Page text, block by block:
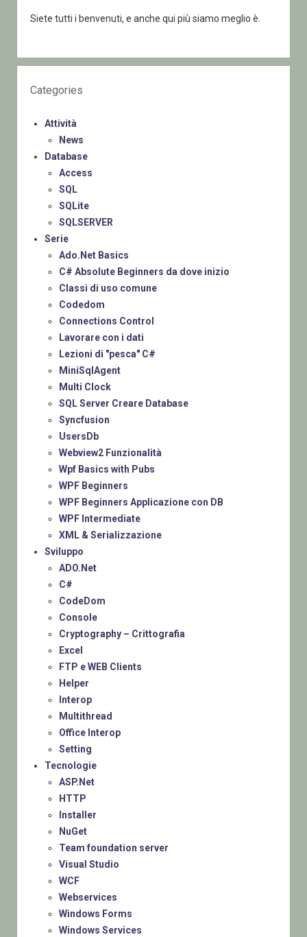
Siete tutti i benvenuti, e anche qui più siamo meglio è.
Categories
Attività
News
Database
Access
SQL
SQLite
SQLSERVER
Serie
Ado.Net Basics
C# Absolute Beginners da dove inizio
Classi di uso comune
Codedom
Connections Control
Lavorare con i dati
Lezioni di "pesca" C#
MiniSqlAgent
Multi Clock
SQL Server Creare Database
Syncfusion
UsersDb
Webview2 Funzionalità
Wpf Basics with Pubs
WPF Beginners
WPF Beginners Applicazione con DB
WPF Intermediate
XML & Serializzazione
Sviluppo
ADO.Net
C#
CodeDom
Console
Cryptography – Crittografia
Excel
FTP e WEB Clients
Helper
Interop
Multithread
Office Interop
Setting
Tecnologie
ASP.Net
HTTP
Installer
NuGet
Team foundation server
Visual Studio
WCF
Webservices
Windows Forms
Windows Services